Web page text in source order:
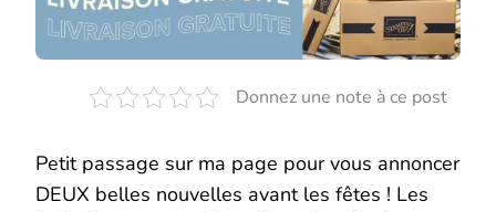
9
AU
11
2024
Donnez une note à ce post
Petit passage sur ma page pour vous annoncer
DEUX belles nouvelles avant les fêtes ! Les